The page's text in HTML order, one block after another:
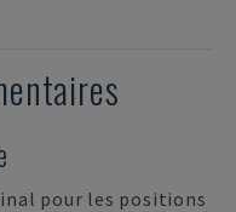
pour les positions